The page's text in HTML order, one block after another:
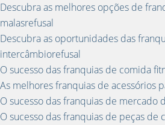
Descubra as melhores opções de
malasrefusal
Descubra as oportunidades das
intercâmbiorefusal
O sucesso das franquias de comida
As melhores franquias de acessórios
O sucesso das franquias de mercado
O sucesso das franquias de peças de